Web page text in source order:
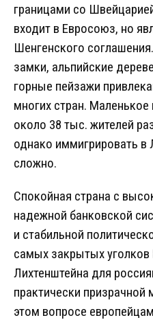
границами со
входит в Евросоюз, но
Шенгенского
замки, альпийские
горные пейзажи
многих стран.
около 38 тыс. жителей
однако иммигрировать в
сложно.
Спокойная страна с
надежной банковской
и стабильной
самых закрытых
Лихтенштейна для
практически
этом вопросе